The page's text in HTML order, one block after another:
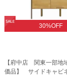
30%OFF
【府中店 関東一部
価品】 サイドキャビ